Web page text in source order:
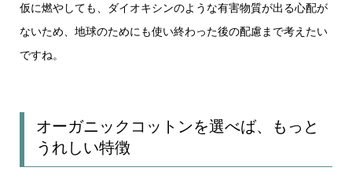
仮に燃やしても、ダイオキシンのような有害物質が出る心配が
ないため、地球のためにも使い終わった後の配慮まで考えたい
ですね。
オーガニックコットンを選べば、もっと
うれしい特徴